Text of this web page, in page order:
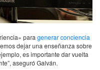
para generar conciencia
dejar una enseñanza sobre
es importante dar vuelta
aseguró Galván.